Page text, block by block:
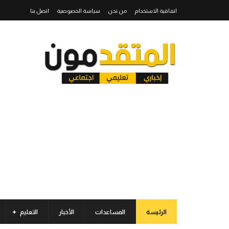
اتفاقية الاستخدام من نحن سياسة الخصوصية اتصل بنا
الرئيسة المساعدات الأخبار التعليم